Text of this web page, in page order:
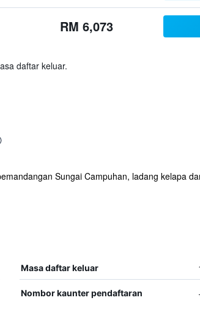
RM 6,073
daftar keluar.
Sungai Campuhan, ladang kelapa
Masa daftar keluar
Nombor kaunter pendaftaran